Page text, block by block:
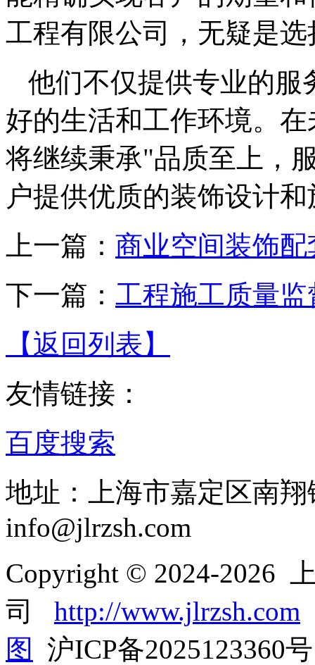
工程有限公司，无疑是
他们不仅提供专业的服
好的生活和工作环境。
将继续秉承"品质至上，
户提供优质的装饰设计
上一篇： 商业空间装饰配
下一篇： 工程施工质量
【返回列表】
友情链接：
百度搜索
地址：上海市嘉定区南
info@jlrzsh.com
Copyright © 2024-2026
司 http://www.jlrzsh.com
图
沪ICP备2025123360号